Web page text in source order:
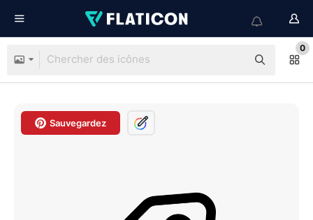
0
Sauvegardez